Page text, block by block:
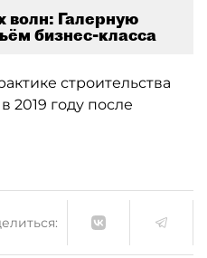
волн: Галерную
бизнес-класса
строительства
2019 году после